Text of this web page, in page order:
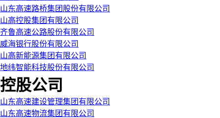
山东高速路桥集团股份有限公司
山高控股集团有限公司
齐鲁高速公路股份有限公司
威海银行股份有限公司
山高新能源集团有限公司
地纬智能科技股份有限公司
控股公司
山东高速建设管理集团有限公司
山东高速物流集团有限公司